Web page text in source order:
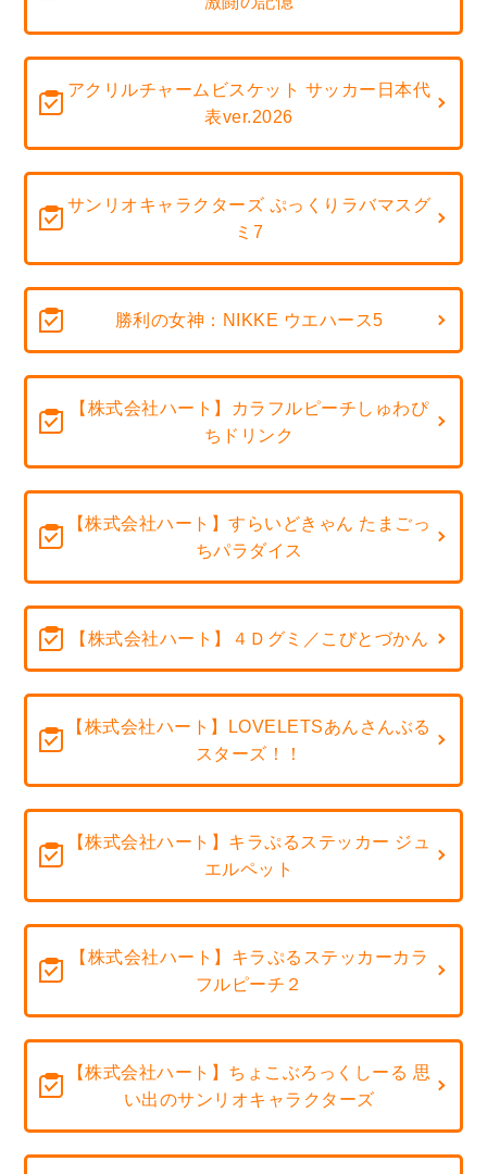
アクリルチャームビスケット サッカー日本代
表ver.2026
サンリオキャラクターズ ぷっくりラバマスグ
ミ7
勝利の女神：NIKKE ウエハース5
【株式会社ハート】カラフルピーチしゅわぴ
ちドリンク
【株式会社ハート】すらいどきゃん たまごっ
ちパラダイス
【株式会社ハート】４Ｄグミ／こびとづかん
【株式会社ハート】LOVELETSあんさんぶる
スターズ！！
【株式会社ハート】キラぷるステッカー ジュ
エルペット
【株式会社ハート】キラぷるステッカーカラ
フルピーチ２
【株式会社ハート】ちょこぶろっくしーる 思
い出のサンリオキャラクターズ